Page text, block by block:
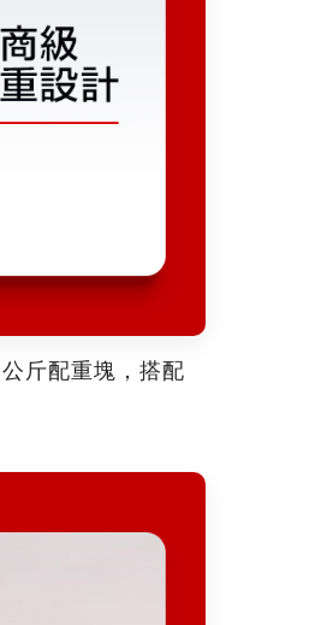
斤配重塊，搭配